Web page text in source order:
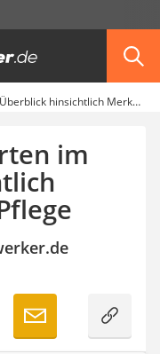
Iresine: 4 Unterarten im Überblick hinsichtlich Merkmalen und Pflege
im